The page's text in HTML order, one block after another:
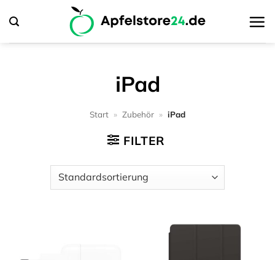
Inhalt
springen
iPad
Start » Zubehör » iPad
FILTER